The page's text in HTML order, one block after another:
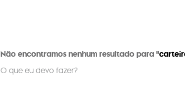
Não encontramos nenhum resultado para "
O que eu devo fazer?